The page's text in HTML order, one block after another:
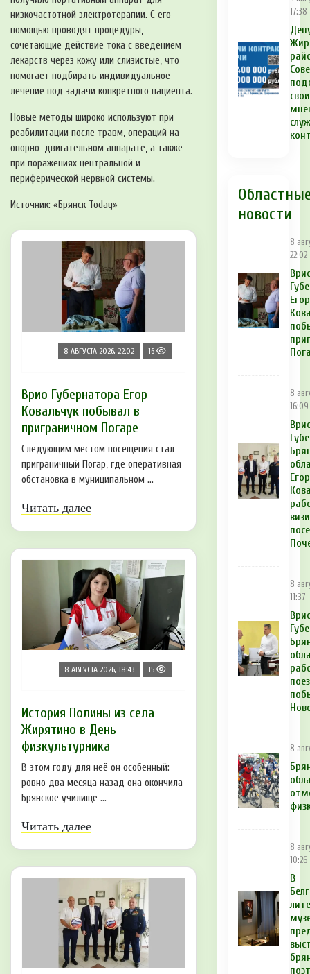
низкочастотной электротерапии. С его
помощью проводят процедуры,
сочетающие действие тока с введением
лекарств через кожу или слизистые, что
помогает подбирать индивидуальное
лечение под задачи конкретного пациента.
Новые методы широко используют при
реабилитации после травм, операций на
опорно-двигательном аппарате, а также
при поражениях центральной и
периферической нервной системы.
Источник: «Брянск Today»
8 АВГУСТА 2026, 22:02 16
Врио Губернатора Егор
Ковальчук побывал в
приграничном Погаре
Следующим местом посещения стал
приграничный Погар, где оперативная
обстановка в муниципальном ...
Читать далее
8 АВГУСТА 2026, 18:43 15
История Полины из села
Жирятино в День
физкультурника
В этом году для неё он особенный:
ровно два месяца назад она окончила
Брянское училище ...
Читать далее
17:38
новости
8
22:02
Егор
8
16:09
Егор
8
11:37
8
8
10:26
В